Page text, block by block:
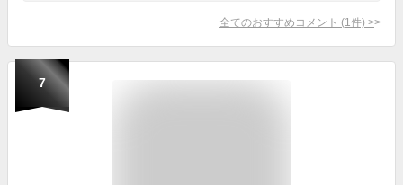
全てのおすすめコメント (1 件) >
7